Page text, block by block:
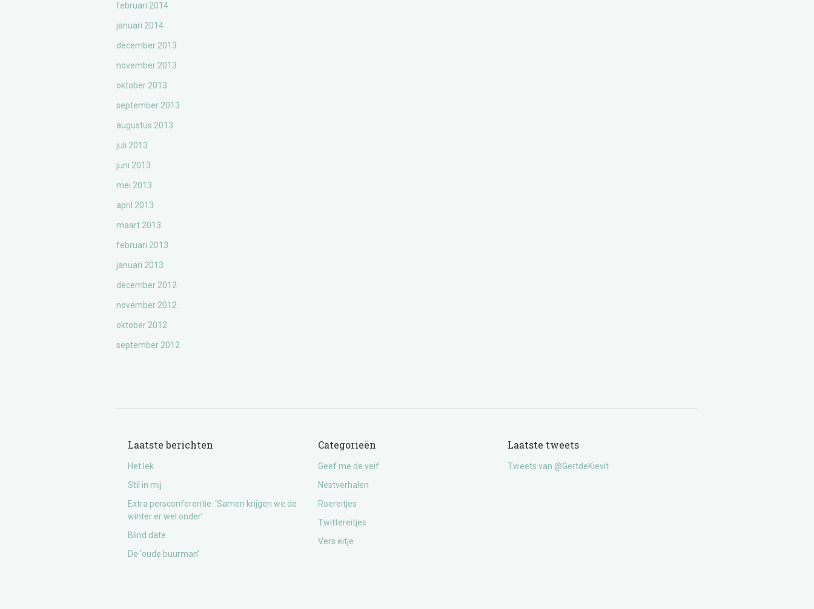
februari 2014
januari 2014
december 2013
november 2013
oktober 2013
september 2013
augustus 2013
juli 2013
juni 2013
mei 2013
april 2013
maart 2013
februari 2013
januari 2013
december 2012
november 2012
oktober 2012
september 2012
Laatste berichten
Het lek
Stil in mij
Extra persconferentie: ‘Samen krijgen we de
winter er wel onder’
Blind date
De ‘oude buurman’
Categorieën
Geef me de veif
Nestverhalen
Roereitjes
Twittereitjes
Vers eitje
Laatste tweets
Tweets van @GertdeKievit